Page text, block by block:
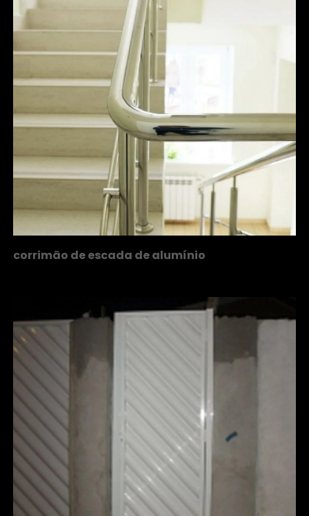
corrimão de escada de alumínio